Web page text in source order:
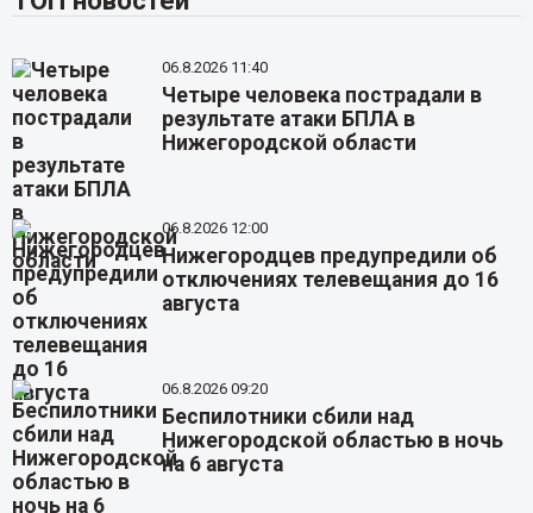
06.8.2026 11:40
Четыре человека пострадали в
результате атаки БПЛА в
Нижегородской области
06.8.2026 12:00
Нижегородцев предупредили об
отключениях телевещания до 16
августа
06.8.2026 09:20
Беспилотники сбили над
Нижегородской областью в ночь
на 6 августа